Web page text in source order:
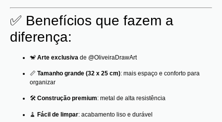
✅ Benefícios que fazem a
diferença:
🐒 Arte exclusiva de @OliveiraDrawArt
📏 Tamanho grande (32 x 25 cm): mais espaço e conforto para
organizar
🛠️ Construção premium: metal de alta resistência
🧹 Fácil de limpar: acabamento liso e durável